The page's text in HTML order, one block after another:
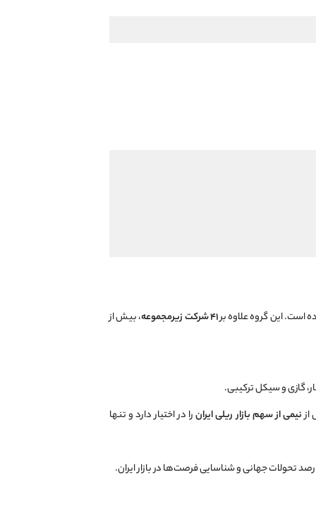
است. این گروه علاوه بر۴۱ شرکت زیرمجموعه
، بیش از
گازی و سیکل ترکیبی.
ازنیمی از سهم بازار ریلی ایرانرا در اختیار دارد و تنها
تحولات جهانی و شناسایی فرصت‌ها در بازار ایران.